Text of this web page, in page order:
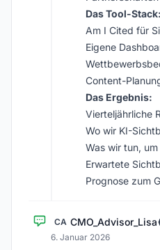
Das Tool-Stack:
Am I Cited für
Eigene
Content-
Das Ergebnis:
Vierteljährliche
Wo wir KI-
Was wir tun,
Erwartete
Prognose zum
CA CMO_Advisor_Lisa
6. Januar 2026